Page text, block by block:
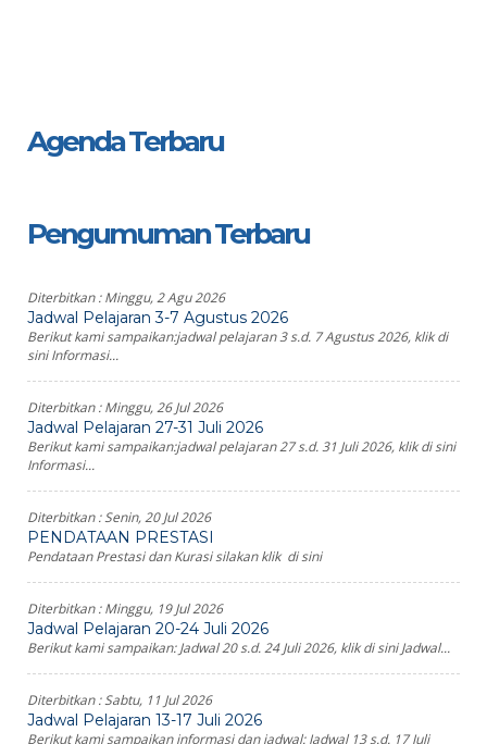
Agenda Terbaru
Pengumuman Terbaru
Diterbitkan :Minggu, 2 Agu 2026
Jadwal Pelajaran 3-7 Agustus 2026
Berikut kami sampaikan:jadwal pelajaran 3 s.d. 7 Agustus 2026, klik di
sini Informasi...
Diterbitkan :Minggu, 26 Jul 2026
Jadwal Pelajaran 27-31 Juli 2026
Berikut kami sampaikan:jadwal pelajaran 27 s.d. 31 Juli 2026, klik di sini
Informasi...
Diterbitkan :Senin, 20 Jul 2026
PENDATAAN PRESTASI
Pendataan Prestasi dan Kurasi silakan klik di sini
Diterbitkan :Minggu, 19 Jul 2026
Jadwal Pelajaran 20-24 Juli 2026
Berikut kami sampaikan: Jadwal 20 s.d. 24 Juli 2026, klik di sini Jadwal...
Diterbitkan :Sabtu, 11 Jul 2026
Jadwal Pelajaran 13-17 Juli 2026
Berikut kami sampaikan informasi dan jadwal: Jadwal 13 s.d. 17 Juli